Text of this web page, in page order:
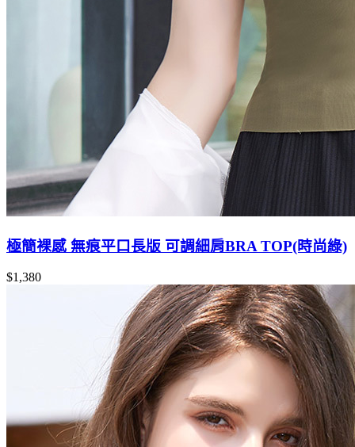
極簡裸感 無痕平口長版 可調細肩BRA TOP(時尚綠)
$1,380